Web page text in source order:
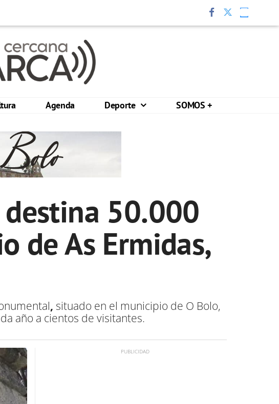
Agenda Deporte SOMOS +
50.000
de As Ermidas,
, situado en el municipio de O Bolo,
año a cientos de visitantes.